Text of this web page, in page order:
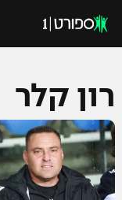
כדורגל ישראלי
ליגת העל
כדורגל עולמי
רון קלר